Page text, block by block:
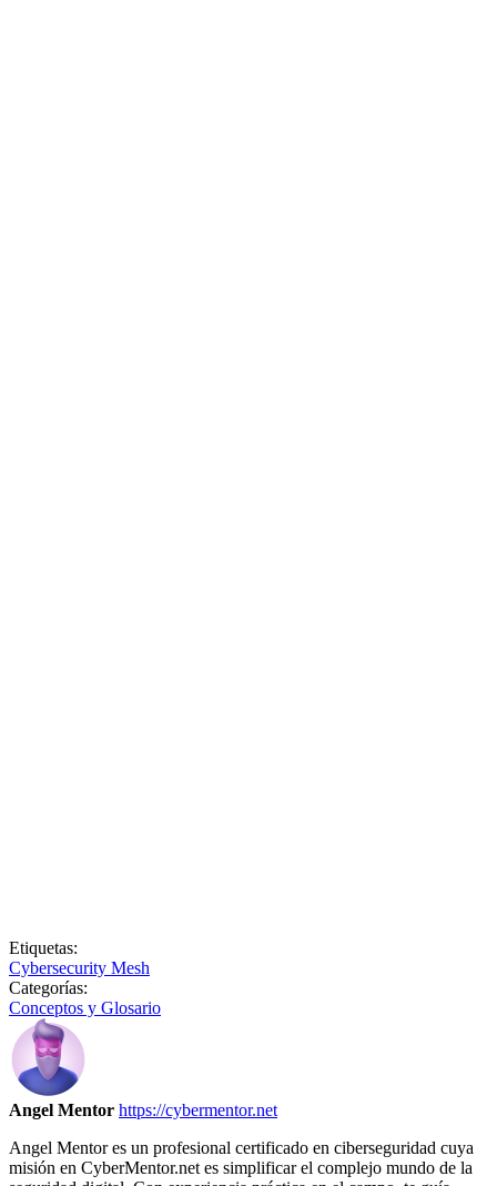
Etiquetas:
Cybersecurity Mesh
Categorías:
Conceptos y Glosario
Angel Mentor https://cybermentor.net
Angel Mentor es un profesional certificado en ciberseguridad cuya
misión en CyberMentor.net es simplificar el complejo mundo de la